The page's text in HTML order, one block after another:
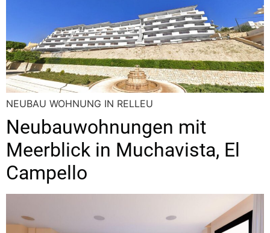
NEUBAU WOHNUNG IN RELLEU
Neubauwohnungen mit
Meerblick in Muchavista, El
Campello